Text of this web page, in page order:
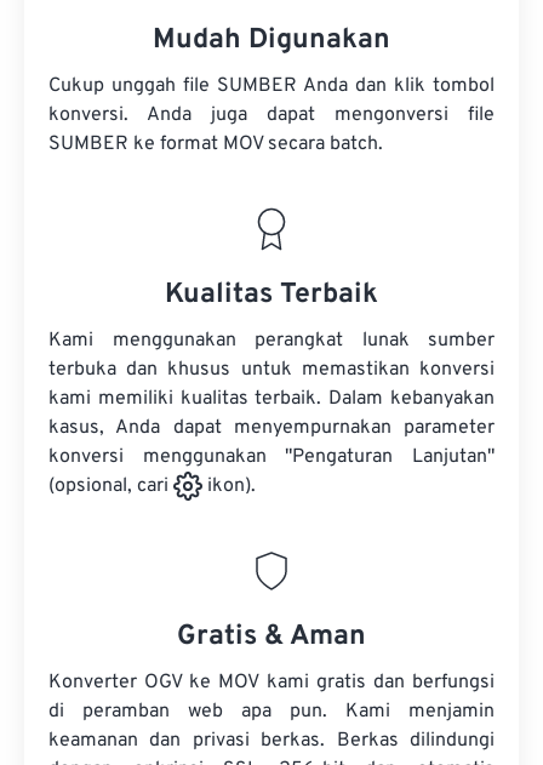
Mudah Digunakan
Cukup unggah file SUMBER Anda dan klik tombol
konversi. Anda juga dapat mengonversi file
SUMBER ke format MOV secara batch.
Kualitas Terbaik
Kami menggunakan perangkat lunak sumber
terbuka dan khusus untuk memastikan konversi
kami memiliki kualitas terbaik. Dalam kebanyakan
kasus, Anda dapat menyempurnakan parameter
konversi menggunakan "Pengaturan Lanjutan"
(opsional, cari
ikon).
Gratis & Aman
Konverter OGV ke MOV kami gratis dan berfungsi
di peramban web apa pun. Kami menjamin
keamanan dan privasi berkas. Berkas dilindungi